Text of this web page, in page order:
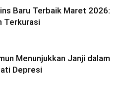
Baru Terbaik Maret 2026:
Terkurasi
Menunjukkan Janji dalam
Depresi